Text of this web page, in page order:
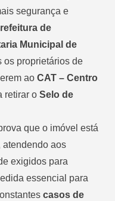
segurança e
de
Municipal de
os proprietários de
ao CAT – Centro
retirar o Selo de
que o imóvel está
atendendo aos
exigidos para
essencial para
casos de